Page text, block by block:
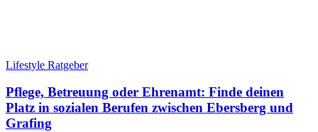
Lifestyle Ratgeber
Pflege, Betreuung oder Ehrenamt: Finde deinen
Platz in sozialen Berufen zwischen Ebersberg und
Grafing